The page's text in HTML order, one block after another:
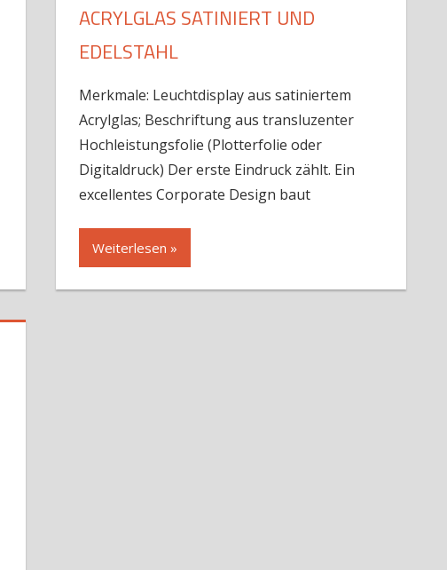
ACRYLGLAS SATINIERT UND
EDELSTAHL
Merkmale: Leuchtdisplay aus satiniertem
Acrylglas; Beschriftung aus transluzenter
Hochleistungsfolie (Plotterfolie oder
Digitaldruck) Der erste Eindruck zählt. Ein
excellentes Corporate Design baut
Weiterlesen »